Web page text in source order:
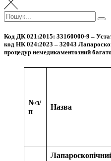
Пошук:
Код ДК 021:2015: 33160000-9 –
код НК 024:2023 – 32043
процедур немедикаментозний
№з/
п
Назва